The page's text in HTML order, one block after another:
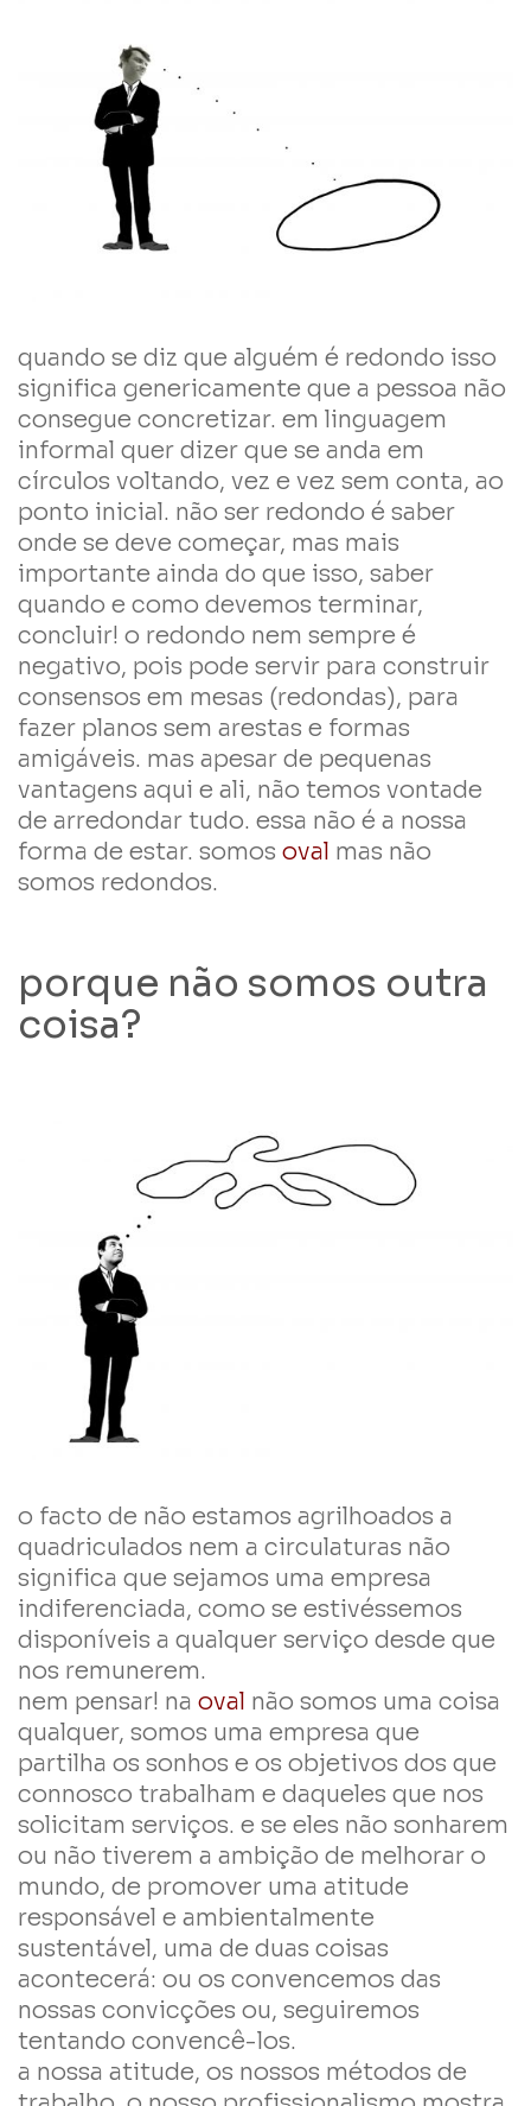
quando se diz que alguém é redondo isso
significa genericamente que a pessoa não
consegue concretizar. em linguagem
informal quer dizer que se anda em
círculos voltando, vez e vez sem conta, ao
ponto inicial. não ser redondo é saber
onde se deve começar, mas mais
importante ainda do que isso, saber
quando e como devemos terminar,
concluir! o redondo nem sempre é
negativo, pois pode servir para construir
consensos em mesas (redondas), para
fazer planos sem arestas e formas
amigáveis. mas apesar de pequenas
vantagens aqui e ali, não temos vontade
de arredondar tudo. essa não é a nossa
forma de estar. somos oval mas não
somos redondos.
porque não somos outra
coisa?
o facto de não estamos agrilhoados a
quadriculados nem a circulaturas não
significa que sejamos uma empresa
indiferenciada, como se estivéssemos
disponíveis a qualquer serviço desde que
nos remunerem.
nem pensar! na oval não somos uma coisa
qualquer, somos uma empresa que
partilha os sonhos e os objetivos dos que
connosco trabalham e daqueles que nos
solicitam serviços. e se eles não sonharem
ou não tiverem a ambição de melhorar o
mundo, de promover uma atitude
responsável e ambientalmente
sustentável, uma de duas coisas
acontecerá: ou os convencemos das
nossas convicções ou, seguiremos
tentando convencê-los.
a nossa atitude, os nossos métodos de